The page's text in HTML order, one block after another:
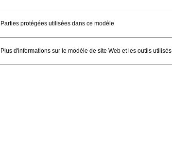
Parties protégées utilisées dans ce modèle
Plus d'informations sur le modèle de site Web et les outils utilisés